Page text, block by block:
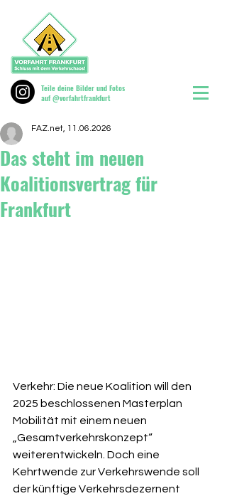
Teile deine Bilder und Fotos
auf @vorfahrtfrankfurt
Das steht im neuen
Koalitionsvertrag für
Frankfurt
FAZ.net, 11.06.2026
Verkehr: Die neue Koalition will den
2025 beschlossenen Masterplan
Mobilität mit einem neuen
„Gesamtverkehrskonzept“
weiterentwickeln. Doch eine
Kehrtwende zur Verkehrswende soll
der künftige Verkehrsdezernent